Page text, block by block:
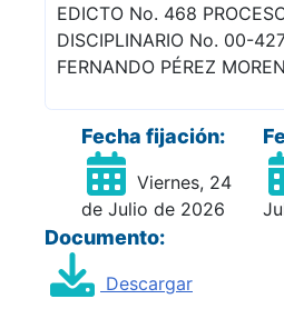
EDICTO No. 468
DISCIPLINARIO No. 00-
FERNANDO PÉREZ
Fecha fijación:
Viernes, 24
de Julio de 2026
Documento:
Descargar